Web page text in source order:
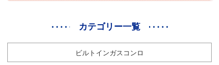
カテゴリー一覧
ビルトインガスコンロ